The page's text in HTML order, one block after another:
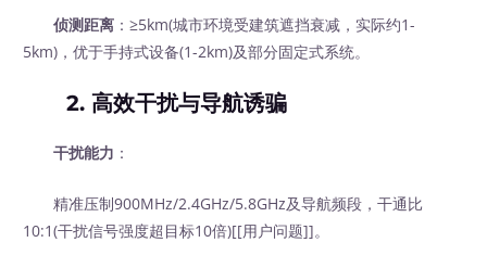
侦测距离 ：≥5km(城市环境受建筑遮挡衰减，实际约1-
5km)，优于手持式设备(1-2km)及部分固定式系统。
2. 高效干扰与导航诱骗
干扰能力 ：
精准压制900MHz/2.4GHz/5.8GHz及导航频段，干通比
10:1(干扰信号强度超目标10倍)[[用户问题]]。